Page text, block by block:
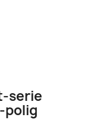
serie
polig